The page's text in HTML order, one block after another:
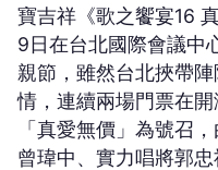
寶吉祥《歌之饗宴16
9日在台北國際會議中
親節，雖然台北挾帶
情，連續兩場門票在
「真愛無價」為號召
曾瑋中、實力唱將郭